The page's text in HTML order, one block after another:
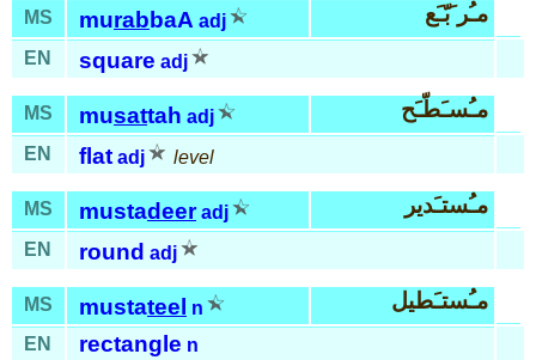
MS murabbaA adj مـُر َبّـَع
EN square adj
MS musattah adj مـُسـَطّـَح
EN flat adj level
MS mustadeer adj مـُستـَدير
EN round adj
MS mustateel n مـُستـَطيل
EN rectangle n